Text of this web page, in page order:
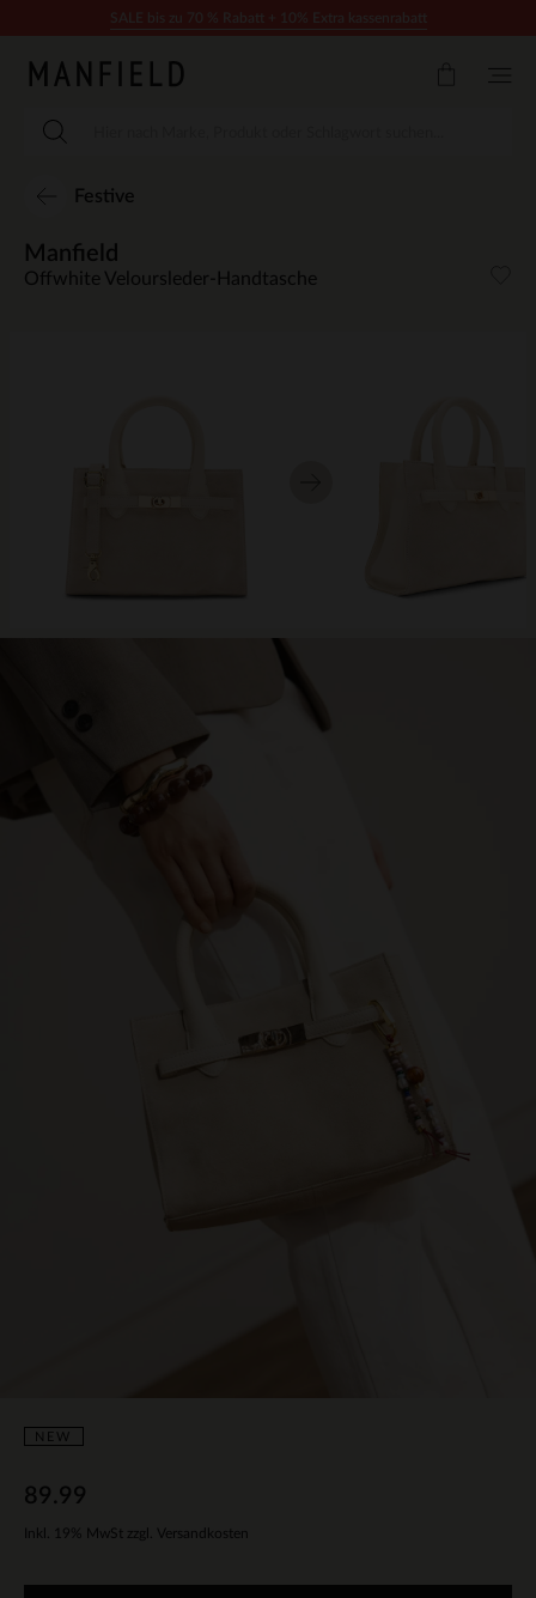
Festive
NEW
Manfield
Offwhite Veloursleder-Handtasche
89.99
Inkl. 19% MwSt zzgl. Versandkosten